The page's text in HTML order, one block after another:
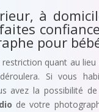
à
pour
restriction quant au
Si vous
avez la possibilité
de votre